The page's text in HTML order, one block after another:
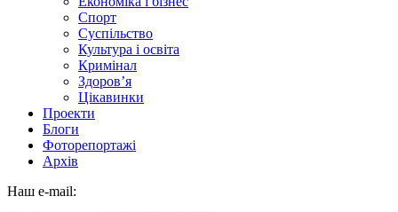
Спорт
Суспільство
Культура і освіта
Кримінал
Здоров’я
Цікавинки
Проекти
Блоги
Фоторепортажі
Архів
Наш e-mail: